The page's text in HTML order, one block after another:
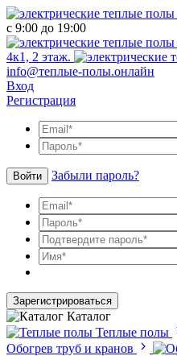
с 9:00 до 19:00
4к1, 2 этаж.
info@теплые-полы.онлайн
Вход
Регистрация
Войти Забыли пароль?
Зарегистрироваться
Каталог
Теплые полы
Обогрев труб и кранов